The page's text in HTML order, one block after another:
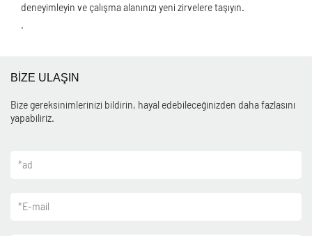
deneyimleyin ve çalışma alanınızı yeni zirvelere taşıyın.
.
BİZE ULAŞIN
Bize gereksinimlerinizi bildirin, hayal edebileceğinizden daha fazlasını
yapabiliriz.
*ad
*E-mail